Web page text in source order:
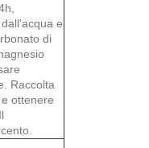
e
di
Raccolta
ottenere